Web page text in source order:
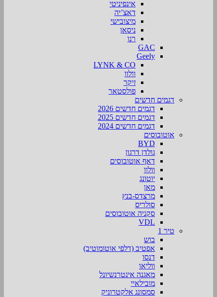
אינפיניטי
דאצ’יה
מיצובישי
ניסאן
רנו
GAC
Geely
LYNK & CO
וולוו
זיקר
פולסטאר
דגמים חדשים
דגמים חדשים 2026
דגמים חדשים 2025
דגמים חדשים 2024
אוטובוסים
BYD
גולדן דרגון
דאף אוטובוסים
וולוו
יוטונג
מאן
מרצדס-בנץ
סולריס
סקניה אוטובוסים
VDL
טיר 1
בוש
אפטיב (דלפי אוטומוטיב)
דנסו
ווליאו
מאגנה אינטרנשיונל
מובילאיי
סמסונג אלקטרוניק